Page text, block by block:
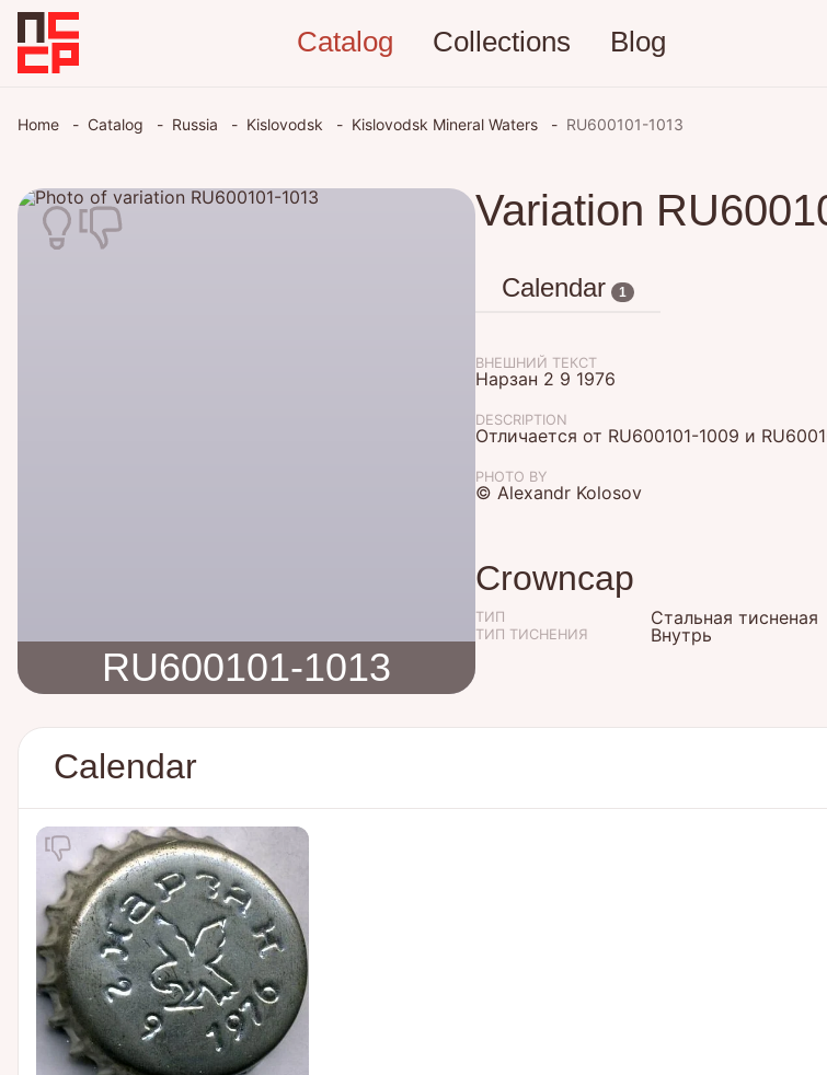
Catalog Collections Blog
Home Catalog Russia Kislovodsk Kislovodsk Mineral Waters RU600101-1013
RU600101-1013
Variation
Calendar 1
ВНЕШНИЙ ТЕКСТ
Нарзан 2 9 1976
DESCRIPTION
Отличается от RU600101-1009 и
PHOTO BY
© Alexandr Kolosov
Crowncap
ТИП Стальная тисненая
ТИП ТИСНЕНИЯ Внутрь
Calendar